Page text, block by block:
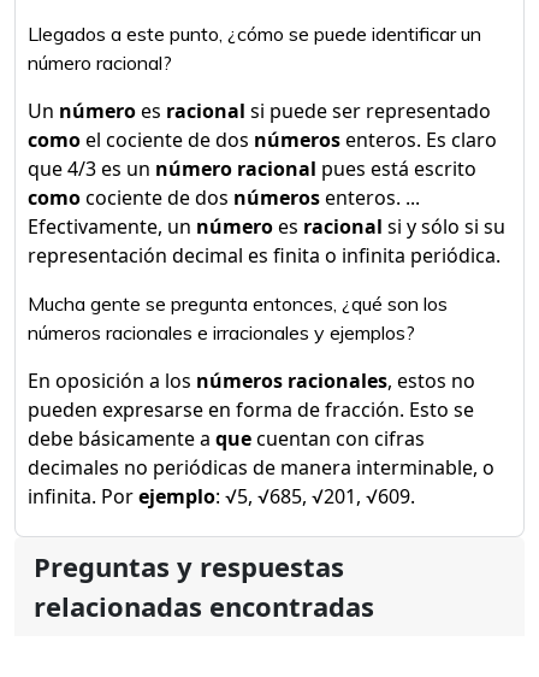
Llegados a este punto, ¿cómo se puede identificar un
número racional?
Un númeroes racional si puede ser representado
comoel cociente de dos númerosenteros. Es claro
que 4/3 es un número racional pues está escrito
comocociente de dos númerosenteros. ...
Efectivamente, un númeroes racional si y sólo si su
representación decimal es finita o infinita periódica.
Mucha gente se pregunta entonces, ¿qué son los
números racionales e irracionales y ejemplos?
En oposición a los números racionales, estos no
pueden expresarse en forma de fracción. Esto se
debe básicamente a quecuentan con cifras
decimales no periódicas de manera interminable, o
infinita. Porejemplo: √5, √685, √201, √609.
Preguntas y respuestas
relacionadas encontradas